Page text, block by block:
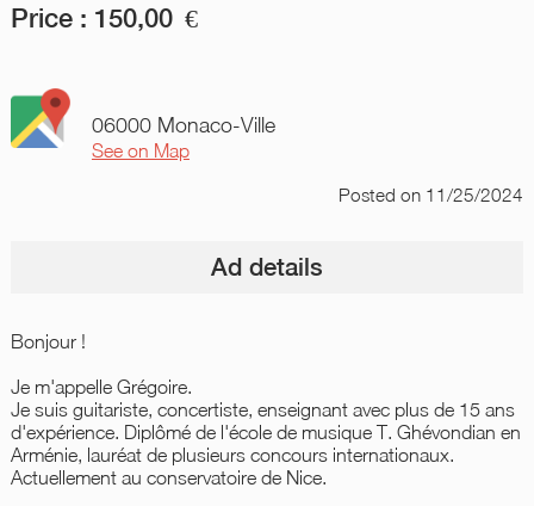
Price : 150,00 €
06000 Monaco-Ville
See on Map
Postedon 11/25/2024
Ad details
Bonjour !
Je m'appelle Grégoire.
Je suis guitariste, concertiste, enseignant avec plus de 15 ans
d'expérience. Diplômé de l'école de musique T. Ghévondian en
Arménie, lauréat de plusieurs concours internationaux.
Actuellement au conservatoire de Nice.